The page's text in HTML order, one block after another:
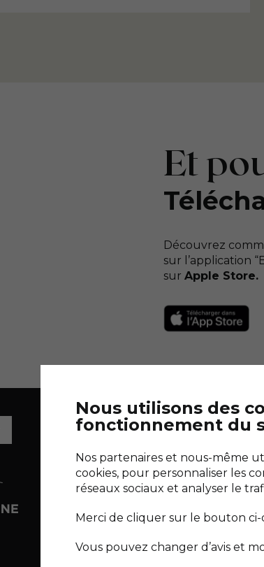
Et
Découvrez
sur l’application
sur Apple Store.
Découvrez
Découvrir
Nous utilisons des
fonctionnement du
Nos partenaires et nous-même
cookies, pour personnaliser les
réseaux sociaux et analyser le
Merci de cliquer sur le bouton
Vous pouvez changer d’avis et